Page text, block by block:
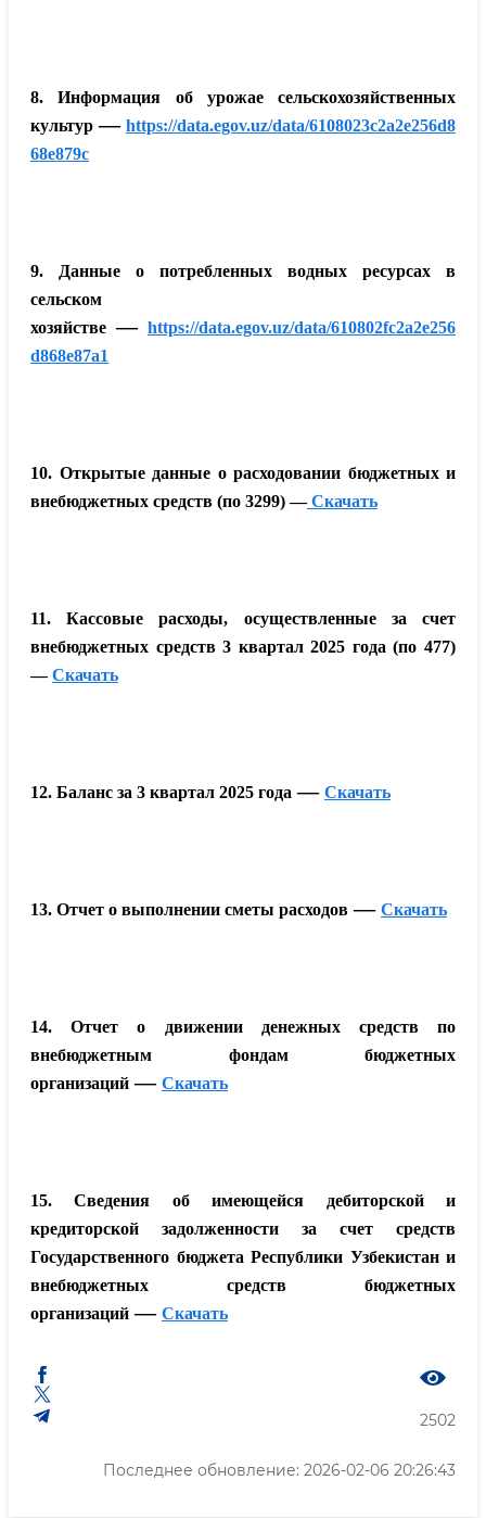
8. Информация об урожае сельскохозяйственных
культур — https://data.egov.uz/data/6108023c2a2e256d8
68e879c
9. Данные о потребленных водных ресурсах в
сельском
хозяйстве — https://data.egov.uz/data/610802fc2a2e256
d868e87a1
10. Открытые данные о расходовании бюджетных и
внебюджетных средств (по 3299) —Скачать
11. Кассовые расходы, осуществленные за счет
внебюджетных средств 3 квартал 2025 года (по 477)
—Скачать
12. Баланс за 3 квартал 2025 года — Скачать
13. Отчет о выполнении сметы расходов — Скачать
14. Отчет о движении денежных средств по
внебюджетным фондам бюджетных
организаций — Скачать
15. Сведения об имеющейся дебиторской и
кредиторской задолженности за счет средств
Государственного бюджета Республики Узбекистан и
внебюджетных средств бюджетных
организаций — Скачать
2502
Последнее обновление: 2026-02-06 20:26:43